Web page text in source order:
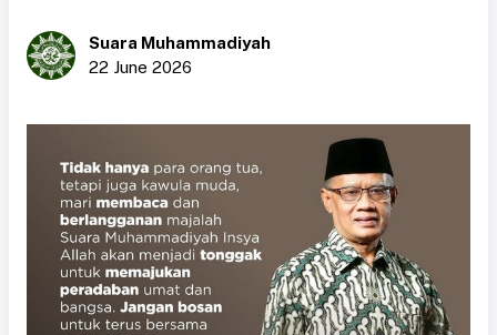
Suara Muhammadiyah
22 June 2026